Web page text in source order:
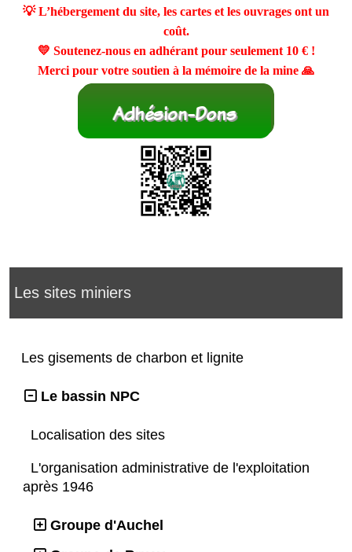
💡 L’hébergement du site, les cartes et les ouvrages ont un
coût.
💛 Soutenez-nous en adhérant pour seulement 10 €!
Merci pour votre soutien à la mémoire de la mine 🙏
Les sites miniers
Les gisements de charbon et lignite
Le bassin NPC
Localisation des sites
L'organisation administrative de l'exploitation
après 1946
Groupe d'Auchel